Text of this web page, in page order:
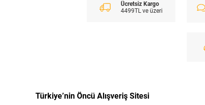
Ücretsiz Kargo
4499TL ve üzeri
Türkiye’nin Öncü Alışveriş Sitesi